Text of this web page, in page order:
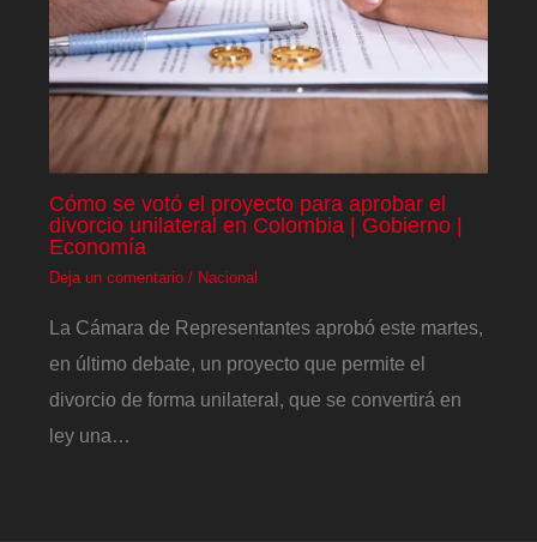
Cómo se votó el proyecto para aprobar el
divorcio unilateral en Colombia | Gobierno |
Economía
Deja un comentario / Nacional
La Cámara de Representantes aprobó este martes,
en último debate, un proyecto que permite el
divorcio de forma unilateral, que se convertirá en
ley una…